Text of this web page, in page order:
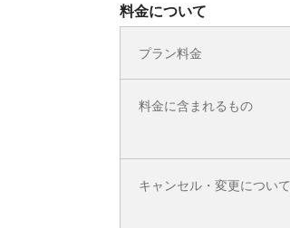
料金について
プラン料金
料金に含まれるもの
キャンセル・変更について